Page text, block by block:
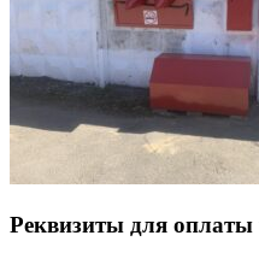
Реквизиты для оплаты